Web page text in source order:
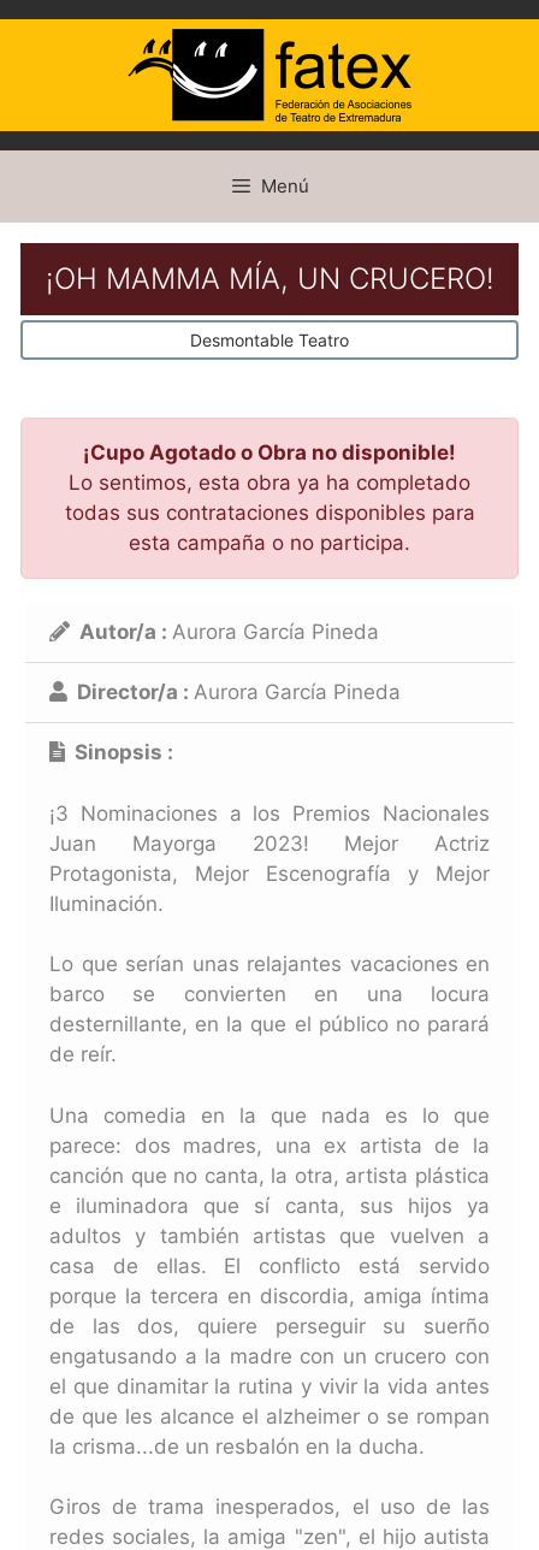
contenido
Menú
¡OH MAMMA MÍA, UN CRUCERO!
Desmontable Teatro
¡Cupo Agotado o Obra no disponible!
Lo sentimos, esta obra ya ha completado
todas sus contrataciones disponibles para
esta campaña o no participa.
Autor/a : Aurora García Pineda
Director/a : Aurora García Pineda
Sinopsis :
¡3 Nominaciones a los Premios Nacionales
Juan Mayorga 2023! Mejor Actriz
Protagonista, Mejor Escenografía y Mejor
Iluminación.
Lo que serían unas relajantes vacaciones en
barco se convierten en una locura
desternillante, en la que el público no parará
de reír.
Una comedia en la que nada es lo que
parece: dos madres, una ex artista de la
canción que no canta, la otra, artista plástica
e iluminadora que sí canta, sus hijos ya
adultos y también artistas que vuelven a
casa de ellas. El conflicto está servido
porque la tercera en discordia, amiga íntima
de las dos, quiere perseguir su suerño
engatusando a la madre con un crucero con
el que dinamitar la rutina y vivir la vida antes
de que les alcance el alzheimer o se rompan
la crisma...de un resbalón en la ducha.
Giros de trama inesperados, el uso de las
redes sociales, la amiga "zen", el hijo autista